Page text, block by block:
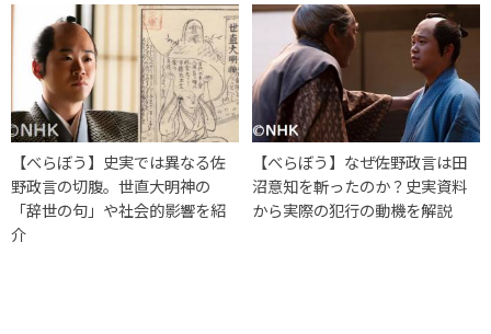
【べらぼう】史実では異なる佐
野政言の切腹。世直大明神の
「辞世の句」や社会的影響を紹
介
【べらぼう】なぜ佐野政言は田
沼意知を斬ったのか？史実資料
から実際の犯行の動機を解説